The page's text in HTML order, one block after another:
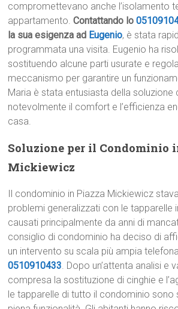
compromettevano anche l’isolamento
appartamento.Contattando lo
la sua esigenza ad Eugenio, è stata
programmata una visita. Eugenio ha
sostituendo alcune parti usurate e
meccanismo per garantire un
Maria è stata entusiasta della soluzione
notevolmente il comfort e l’efficienza
casa.
Soluzione per il Condominio
Mickiewicz
Il condominio in Piazza Mickiewicz
problemi generalizzati con le tapparelle
causati principalmente da anni di
consiglio di condominio ha deciso di
un intervento su scala più ampia
0510910433. Dopo un’attenta analisi e
compresa la sostituzione di cinghie e
le tapparelle di tutto il condominio sono